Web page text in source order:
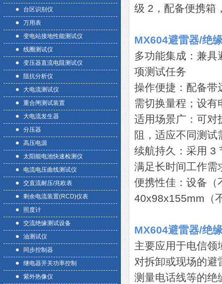
台区识别仪
万用表
变电站接地性能测试仪
线圈测试仪
变压器直流电阻测试仪
阻抗分析仪
大电流测试仪
重合闸测试装置
大电流发生器
分压器
高压电源
太阳能电池快速检测仪
电流电压曲线测试仪
交直流耐压/兆欧表
剩余电流装置(RCD)仪表
照度计
交流绝缘测试设备
油测试仪
同步控制器
继电器开关功率控制
紫外热像仪
级 2，配备便携箱
MX604避雷器/绝
多功能集成：兼
项测试任务
操作便捷：配备带
需切换量程；设有
适用场景广：可对
阻，适应不同测试
续航持久：采用 3
满足长时间工作需
便携性佳：设备（
40x98x155mm（
MX604避雷器/绝
主要应用于电信领
对拆卸或现场的避
测量电话线等的绝